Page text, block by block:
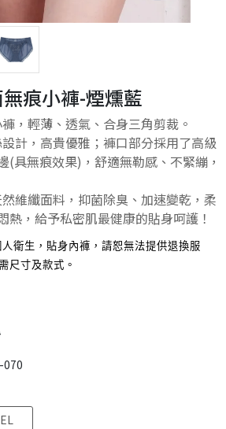
痕小褲-煙燻藍
，輕薄、透氣、合身三角剪裁。
計，高貴優雅；褲口部分採用了高級
(具無痕效果)，舒適無勒感、不緊繃，
維纖面料，抑菌除臭、加速變乾，柔
熱，給予私密肌最健康的貼身呵護！
衛生，貼身內褲，請恕無法提供退換服
尺寸及款式。
070
EL